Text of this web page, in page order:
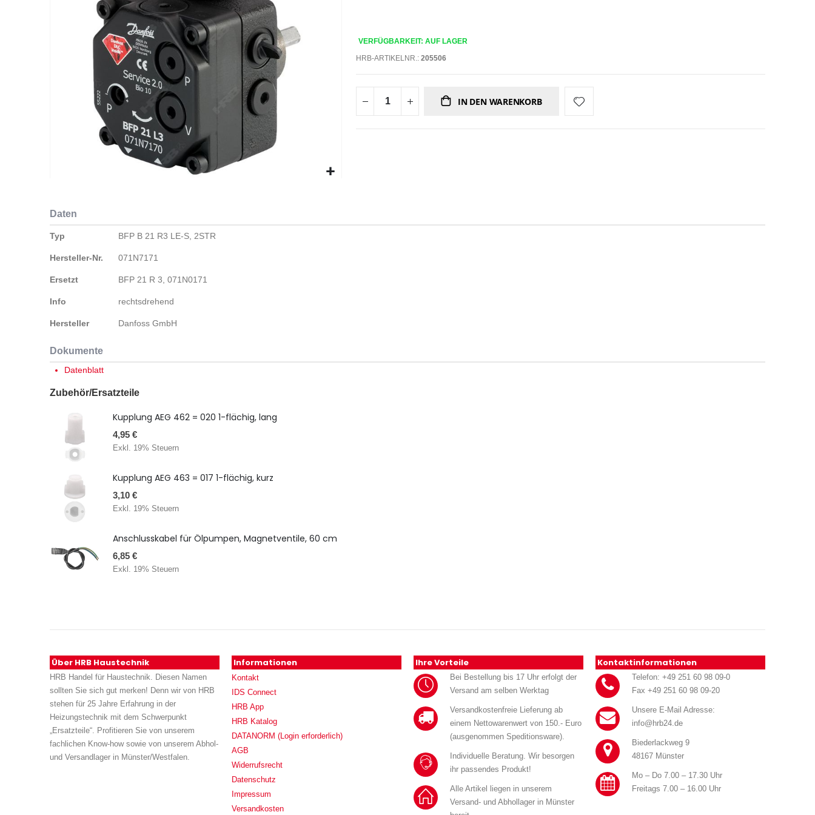
der
Bildergalerie
springen
VERFÜGBARKEIT: AUF LAGER
HRB-ARTIKELNR.:205506
IN DEN WARENKORB
Daten
Daten
Typ BFP B 21 R3 LE-S, 2STR
Hersteller-Nr. 071N7171
Ersetzt BFP 21 R 3, 071N0171
Info rechtsdrehend
Hersteller Danfoss GmbH
Dokumente
Datenblatt
Zubehör/Ersatzteile
Kupplung AEG 462 = 020 1-flächig, lang
4,95 €
Exkl. 19% Steuern
Kupplung AEG 463 = 017 1-flächig, kurz
3,10 €
Exkl. 19% Steuern
Anschlusskabel für Ölpumpen, Magnetventile, 60 cm
6,85 €
Exkl. 19% Steuern
Über HRB Haustechnik
HRB Handel für Haustechnik. Diesen Namen
sollten Sie sich gut merken! Denn wir von HRB
stehen für 25 Jahre Erfahrung in der
Heizungstechnik mit dem Schwerpunkt
„Ersatzteile“. Profitieren Sie von unserem
fachlichen Know-how sowie von unserem Abhol-
und Versandlager in Münster/Westfalen.
Informationen
Kontakt
IDS Connect
HRB App
HRB Katalog
DATANORM (Login erforderlich)
AGB
Widerrufsrecht
Datenschutz
Impressum
Versandkosten
Ihre Vorteile
Bei Bestellung bis 17 Uhr erfolgt der
Versand am selben Werktag
Versandkostenfreie Lieferung ab
einem Nettowarenwert von 150.- Euro
(ausgenommen Speditionsware).
Individuelle Beratung. Wir besorgen
ihr passendes Produkt!
Alle Artikel liegen in unserem
Versand- und Abhollager in Münster
Kontaktinformationen
Telefon: +49 251 60 98 09-0
Fax +49 251 60 98 09-20
Unsere E-Mail Adresse:
info@hrb24.de
Biederlackweg 9
48167 Münster
Mo – Do 7.00 – 17.30 Uhr
Freitags 7.00 – 16.00 Uhr